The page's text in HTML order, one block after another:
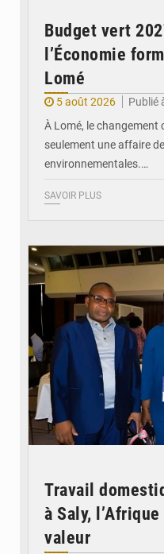
Budget vert
l’Économie
Lomé
5 août 2026
Publié
À Lomé, le changement
seulement une affaire
environnementales.…
SAVOIR PLUS
Travail
à Saly,
valeur